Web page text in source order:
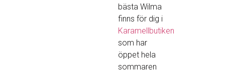
bästa Wilma
finns för dig i
Karamellbutiken
som har
öppet hela
sommaren